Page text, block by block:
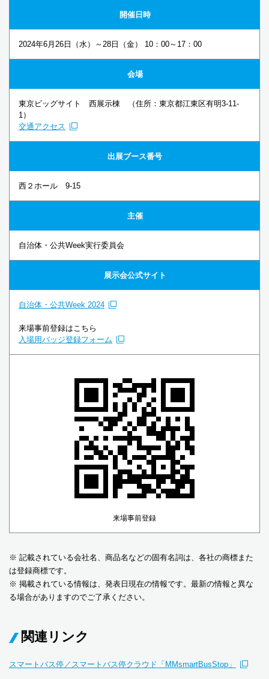
開催日時
2024年6月26日（水）～28日（金） 10：00～17：00
会場
東京ビッグサイト 西展示棟 （住所：東京都江東区有明3-11-
1）
交通アクセス
出展ブース番号
西２ホール 9-15
主催
自治体・公共Week実行委員会
展示会公式サイト
自治体・公共Week 2024
来場事前登録はこちら
入場用バッジ登録フォーム
来場事前登録
※ 記載されている会社名、商品名などの固有名詞は、各社の商標また
は登録商標です。
※ 掲載されている情報は、発表日現在の情報です。最新の情報と異な
る場合がありますのでご了承ください。
関連リンク
スマートバス停／スマートバス停クラウド「MMsmartBusStop」